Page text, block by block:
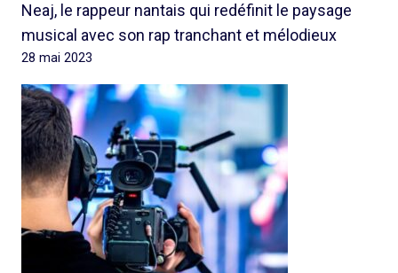
Neaj, le rappeur nantais qui redéfinit le paysage
musical avec son rap tranchant et mélodieux
28 mai 2023